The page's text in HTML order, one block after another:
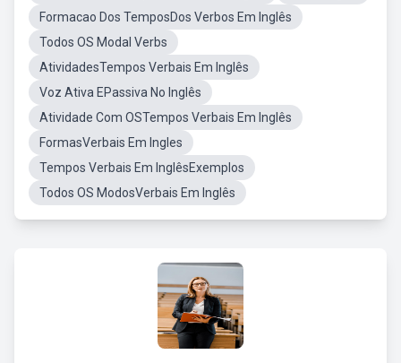
Formacao Dos TemposDos Verbos Em Inglês
Todos OS Modal Verbs
AtividadesTempos Verbais Em Inglês
Voz Ativa EPassiva No Inglês
Atividade Com OSTempos Verbais Em Inglês
FormasVerbais Em Ingles
Tempos Verbais Em InglêsExemplos
Todos OS ModosVerbais Em Inglês